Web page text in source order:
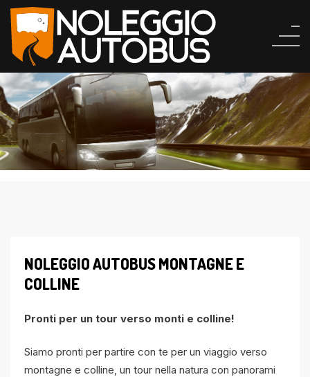
NOLEGGIO AUTOBUS MONTAGNE E
COLLINE
Pronti per un tour verso monti e colline!
Siamo pronti per partire con te per un viaggio verso
montagne e colline, un tour nella natura con panorami